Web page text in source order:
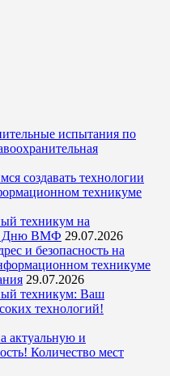
испытания по
создавать технологии
техникуме
техникум на
Дню ВМФ 29.07.2026
и безопасность на
техникуме
29.07.2026
техникум: Ваш
технологий!
актуальную и
Количество мест